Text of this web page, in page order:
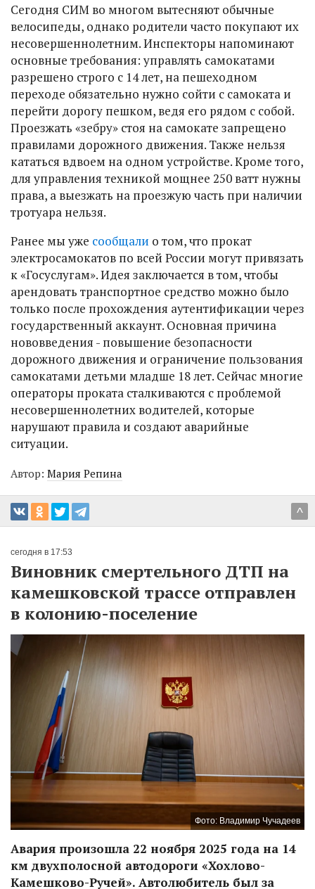
Сегодня СИМ во многом вытесняют обычные
велосипеды, однако родители часто покупают их
несовершеннолетним. Инспекторы напоминают
основные требования: управлять самокатами
разрешено строго с 14 лет, на пешеходном
переходе обязательно нужно сойти с самоката и
перейти дорогу пешком, ведя его рядом с собой.
Проезжать «зебру» стоя на самокате запрещено
правилами дорожного движения. Также нельзя
кататься вдвоем на одном устройстве. Кроме того,
для управления техникой мощнее 250 ватт нужны
права, а выезжать на проезжую часть при наличии
тротуара нельзя.
Ранее мы уже сообщали о том, что прокат
электросамокатов по всей России могут привязать
к «Госуслугам». Идея заключается в том, чтобы
арендовать транспортное средство можно было
только после прохождения аутентификации через
государственный аккаунт. Основная причина
нововведения - повышение безопасности
дорожного движения и ограничение пользования
самокатами детьми младше 18 лет. Сейчас многие
операторы проката сталкиваются с проблемой
несовершеннолетних водителей, которые
нарушают правила и создают аварийные
ситуации.
Автор: Мария Репина
^
сегодня в 17:53
Виновник смертельного ДТП на
камешковской трассе отправлен
в колонию-поселение
Фото: Владимир Чучадеев
Авария произошла 22 ноября 2025 года на 14
км двухполосной автодороги «Хохлово-
Камешково-Ручей». Автолюбитель был за